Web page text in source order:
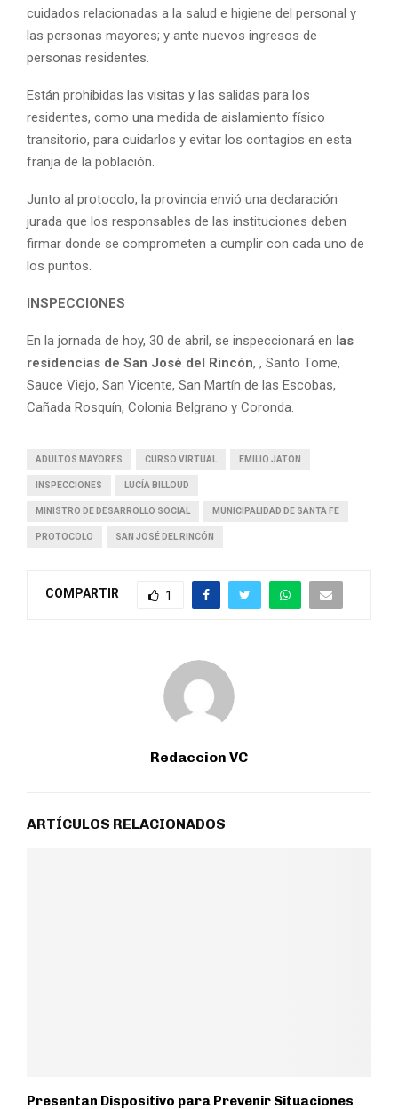
cuidados relacionadas a la salud e higiene del personal y
las personas mayores; y ante nuevos ingresos de
personas residentes.
Están prohibidas las visitas y las salidas para los
residentes, como una medida de aislamiento físico
transitorio, para cuidarlos y evitar los contagios en esta
franja de la población.
Junto al protocolo, la provincia envió una declaración
jurada que los responsables de las instituciones deben
firmar donde se comprometen a cumplir con cada uno de
los puntos.
INSPECCIONES
En la jornada de hoy, 30 de abril, se inspeccionará en las
residencias de San José del Rincón, , Santo Tome,
Sauce Viejo, San Vicente, San Martín de las Escobas,
Cañada Rosquín, Colonia Belgrano y Coronda.
ADULTOS MAYORES CURSO VIRTUAL EMILIO JATÓN
INSPECCIONES LUCÍA BILLOUD
MINISTRO DE DESARROLLO SOCIAL MUNICIPALIDAD DE SANTA FE
PROTOCOLO SAN JOSÉ DEL RINCÓN
COMPARTIR 1
Redaccion VC
ARTÍCULOS RELACIONADOS
Presentan Dispositivo para Prevenir Situaciones